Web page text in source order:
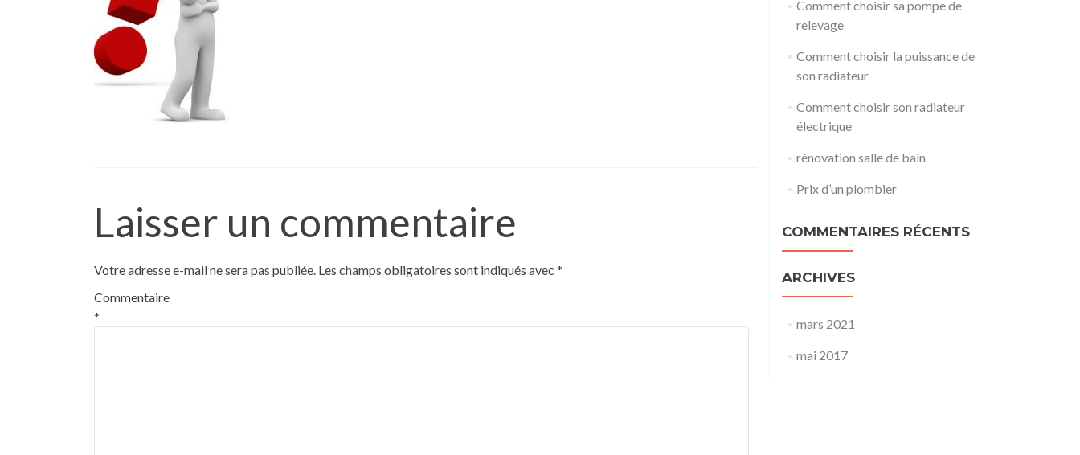
Laisser un commentaire
Votre adresse e-mail ne sera pas publiée. Les champs obligatoires sont indiqués avec *
Commentaire
*
Comment choisir sa pompe de
relevage
Comment choisir la puissance de
son radiateur
Comment choisir son radiateur
électrique
rénovation salle de bain
Prix d’un plombier
COMMENTAIRES RÉCENTS
ARCHIVES
mars 2021
mai 2017